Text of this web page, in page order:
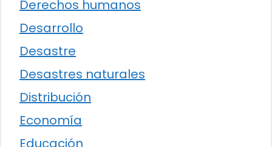
Derechos humanos
Desarrollo
Desastre
Desastres naturales
Distribución
Economía
Educación